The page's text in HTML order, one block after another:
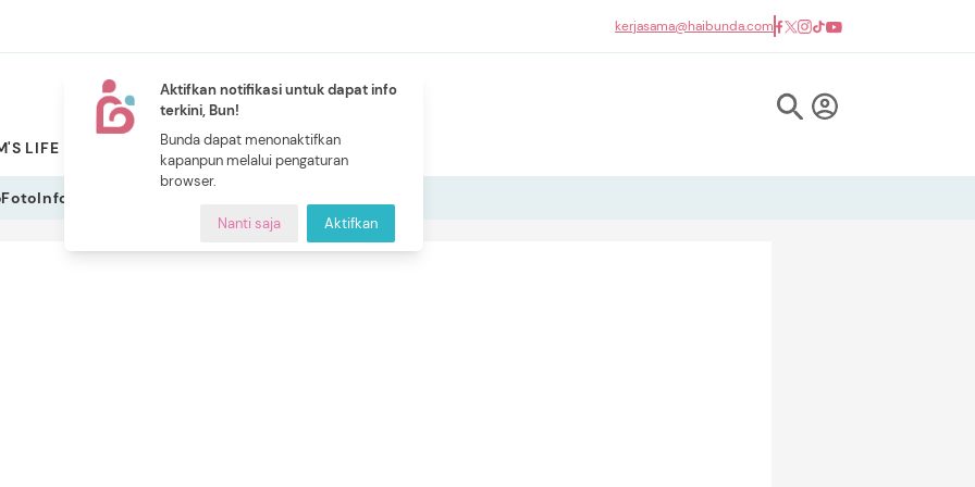
Aktifkan notifikasi untuk dapat info
terkini, Bun!
Bunda dapat menonaktifkan
kapanpun melalui pengaturan
browser.
Nanti saja Aktifkan
kerjasama@haibunda.com
LIFE PILIHAN BUNDA
NEW
CERITA BUNDA
FotoInfografis